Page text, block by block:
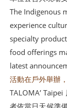
The Indigenous
experience
specialty
food offerings
latest
活動在戶外舉辦
TALOMA’
者依當日天候準